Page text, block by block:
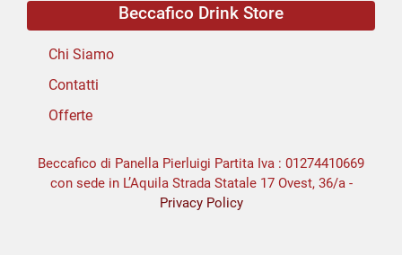
Beccafico Drink Store
Chi Siamo
Contatti
Offerte
Beccafico di Panella Pierluigi Partita Iva : 01274410669
con sede in L’Aquila Strada Statale 17 Ovest, 36/a -
Privacy Policy